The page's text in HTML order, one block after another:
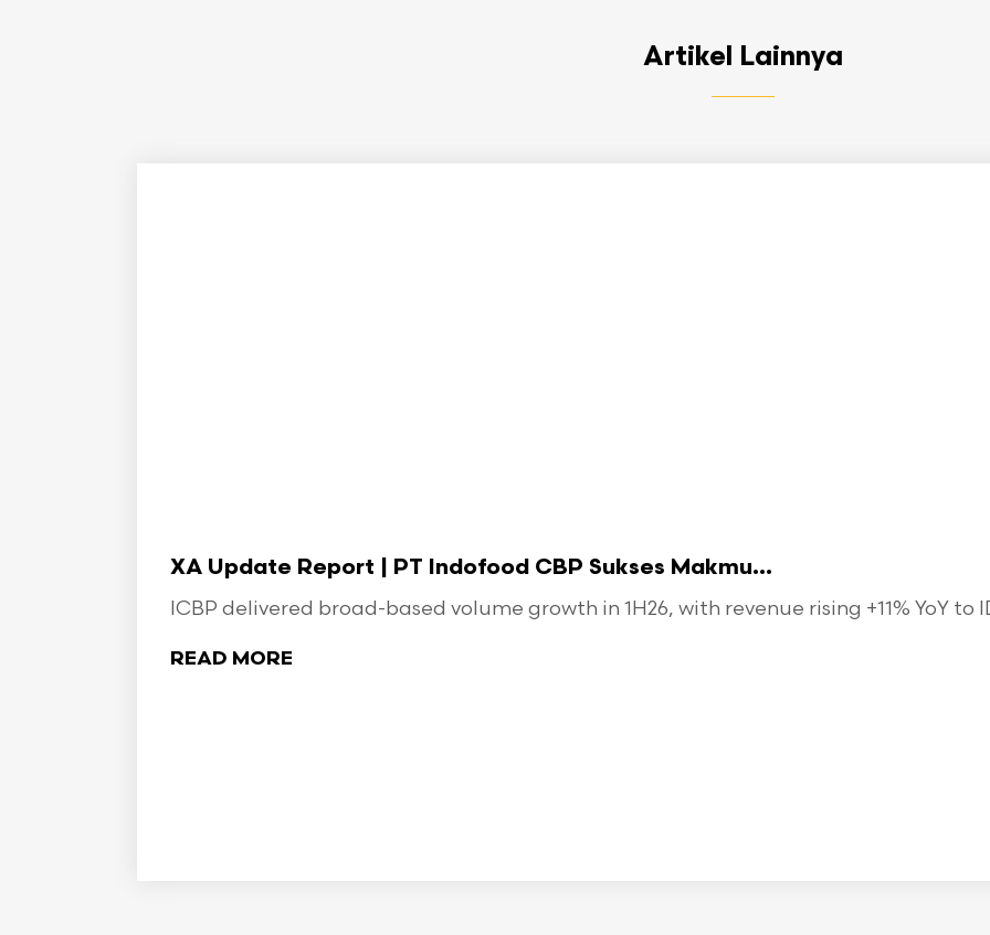
Artikel Lainnya
XA Update Report | PT Indofood CBP Sukses Makmu...
ICBP delivered broad-based volume growth in 1H26, with revenue rising +11% YoY to
READ MORE